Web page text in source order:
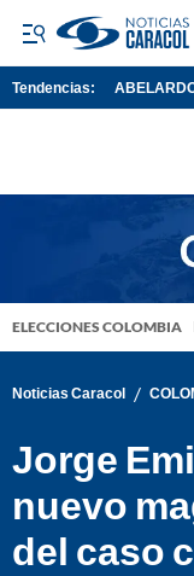
Tendencias:
ELECCIONES COLOMBIA
Noticias Caracol /
Jorge
nuevo
del caso